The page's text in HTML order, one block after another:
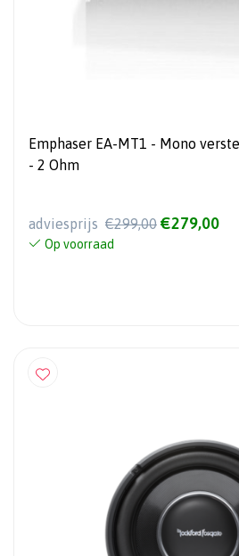
Emphaser EA-MT1 - Mono versterker - 600 Watt RMS
- 2 Ohm
adviesprijs €299,00 €279,00
Op voorraad